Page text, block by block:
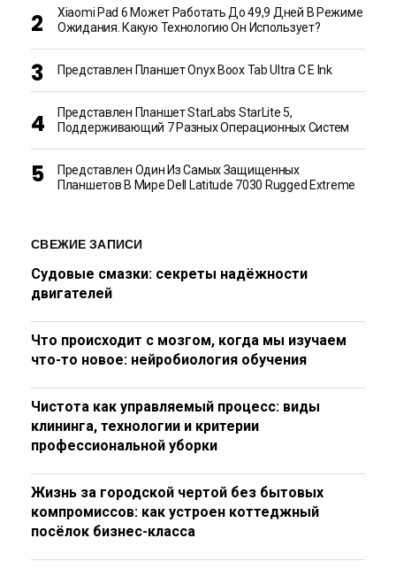
Xiaomi Pad 6 Может Работать До 49,9 Дней В Режиме
Ожидания. Какую Технологию Он Использует?
Представлен Планшет Onyx Boox Tab Ultra C E Ink
Представлен Планшет StarLabs StarLite 5,
Поддерживающий 7 Разных Операционных Систем
Представлен Один Из Самых Защищенных
Планшетов В Мире Dell Latitude 7030 Rugged Extreme
СВЕЖИЕ ЗАПИСИ
Судовые смазки: секреты надёжности
двигателей
Что происходит с мозгом, когда мы изучаем
что-то новое: нейробиология обучения
Чистота как управляемый процесс: виды
клининга, технологии и критерии
профессиональной уборки
Жизнь за городской чертой без бытовых
компромиссов: как устроен коттеджный
посёлок бизнес-класса